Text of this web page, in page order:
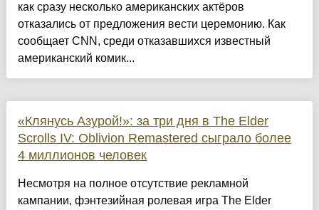
как сразу несколько американских актёров
отказались от предложения вести церемонию. Как
сообщает CNN, среди отказавшихся известный
американский комик...
«Клянусь Азурой!»: за три дня в The Elder
Scrolls IV: Oblivion Remastered сыграло более
4 миллионов человек
Несмотря на полное отсутствие рекламной
кампании, фэнтезийная ролевая игра The Elder